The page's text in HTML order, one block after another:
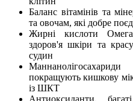
Баланс вітамінів та
та овочам, які добре
Жирні кислоти
здоров'я шкіри та
судин
покращують кишкову
із ШКТ